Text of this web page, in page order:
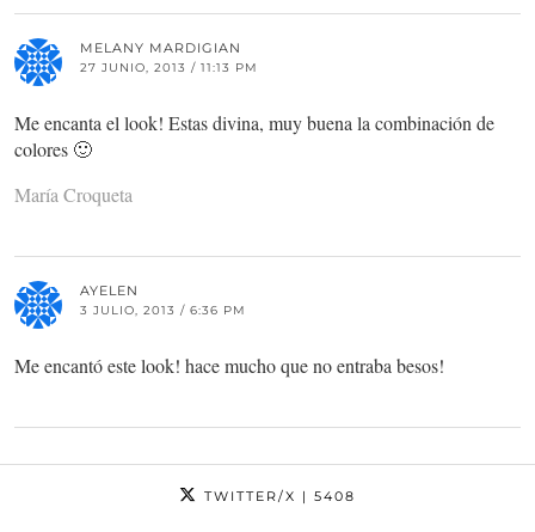
MELANY MARDIGIAN
27 JUNIO, 2013 / 11:13 PM
Me encanta el look! Estas divina, muy buena la combinación de
colores 🙂
María Croqueta
AYELEN
3 JULIO, 2013 / 6:36 PM
Me encantó este look! hace mucho que no entraba besos!
TWITTER/X | 5408